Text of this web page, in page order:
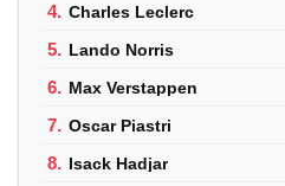
4. Charles Leclerc
5. Lando Norris
6. Max Verstappen
7. Oscar Piastri
8. Isack Hadjar